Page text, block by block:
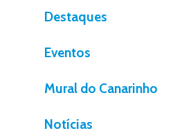
Destaques
Eventos
Mural do Canarinho
Notícias